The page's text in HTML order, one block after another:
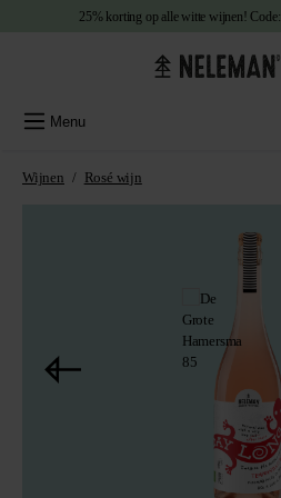
25% korting op alle witte wijnen!Code:
Menu
Wijnen / Rosé wijn